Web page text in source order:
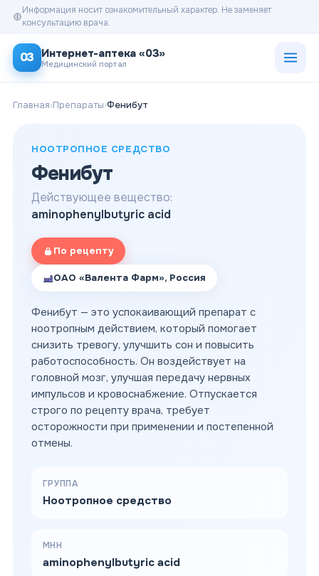
Информация носит ознакомительный характер. Не заменяет
консультацию врача.
03 Интернет-аптека «03»
Медицинский портал
Главная›Препараты›Фенибут
НООТРОПНОЕ СРЕДСТВО
Фенибут
Действующее вещество:
aminophenylbutyric acid
По рецепту
ОАО «Валента Фарм», Россия
Фенибут — это успокаивающий препарат с
ноотропным действием, который помогает
снизить тревогу, улучшить сон и повысить
работоспособность. Он воздействует на
головной мозг, улучшая передачу нервных
импульсов и кровоснабжение. Отпускается
строго по рецепту врача, требует
осторожности при применении и постепенной
отмены.
ГРУППА
Ноотропное средство
МНН
aminophenylbutyric acid